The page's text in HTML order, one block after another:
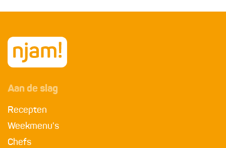
Aan de slag
Recepten
Weekmenu's
Chefs